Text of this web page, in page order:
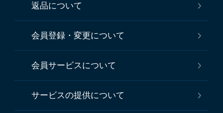
返品について
会員登録・変更について
会員サービスについて
サービスの提供について